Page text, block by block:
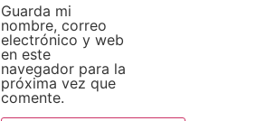
Guarda mi
nombre, correo
electrónico y web
en este
navegador para la
próxima vez que
comente.